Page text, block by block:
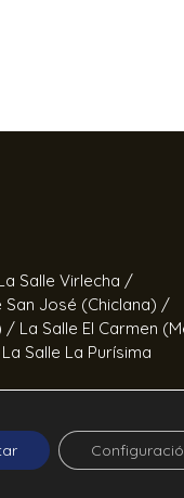
Salle Virlecha /
San José (Chiclana) /
/ La Salle El Carmen
La Salle La Purísima
en la Noche